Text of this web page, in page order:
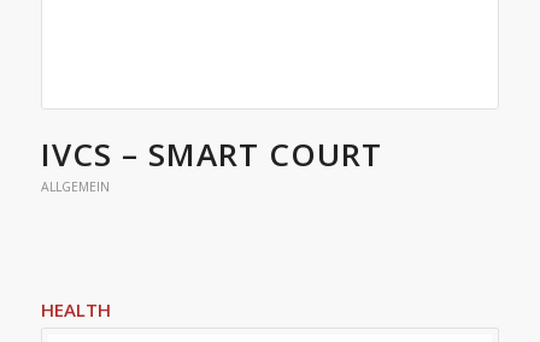
IVCS – SMART COURT
ALLGEMEIN
HEALTH